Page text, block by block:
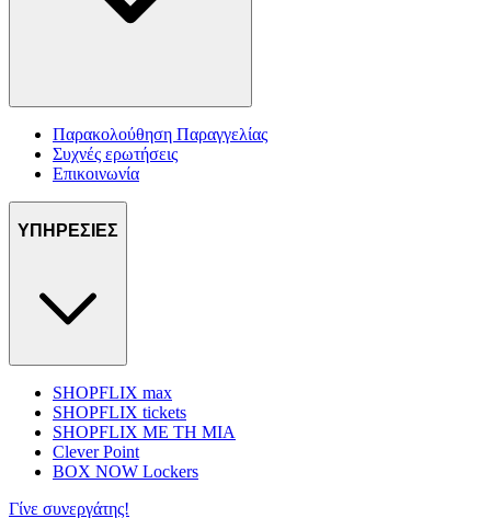
Παρακολούθηση Παραγγελίας
Συχνές ερωτήσεις
Επικοινωνία
ΥΠΗΡΕΣΙΕΣ
SHOPFLIX max
SHOPFLIX tickets
SHOPFLIX ΜΕ ΤΗ ΜΙΑ
Clever Point
BOX NOW Lockers
Γίνε συνεργάτης!